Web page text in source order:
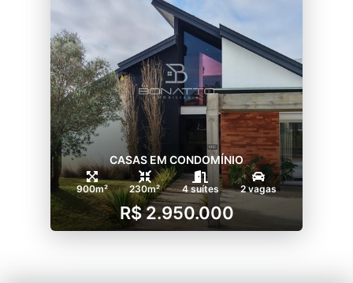
CASAS EM CONDOMÍNIO
900m² 230m² 4 suítes 2 vagas
R$ 2.950.000